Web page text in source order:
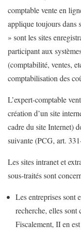
comptable vente en
applique toujours dans
» sont les sites
participant aux
(comptabilité, ventes,
comptabilisation des
L’expert-comptable
création d’un site
cadre du site Internet)
suivante (PCG, art.
Les sites intranet et
sous-traités sont
Les entreprises sont
recherche, elles sont
Fiscalement, II en